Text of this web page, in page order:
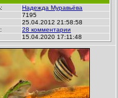
Надежда Муравьёва
7195
25.04.2012 21:58:58
28 комментарии
15.04.2020 17:11:48